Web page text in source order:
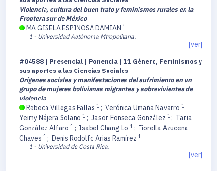
Violencia, cultura del buen trato y feminismos rurales en la
Frontera sur de México
MA GISELA ESPINOSA DAMIAN 1
1 - Universidad Autónoma Mtropolitana.
[ver]
#04588 | Presencial | Ponencia | 11 Género, Feminismos y
sus aportes a las Ciencias Sociales
Orígenes sociales y manifestaciones del sufrimiento en un
grupo de mujeres bolivianas migrantes y sobrevivientes de
violencia
Rebeca Villegas Fallas 1 ; Verónica Umaña Navarro 1 ;
Yeimy Nájera Solano 1 ; Jason Fonseca González 1 ; Tania
González Alfaro 1 ; Isabel Chang Lo 1 ; Fiorella Azucena
Chaves 1 ; Denis Rodolfo Arias Ramírez 1
1 - Universidad de Costa Rica.
[ver]